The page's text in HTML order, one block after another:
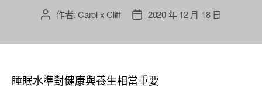
文 作者:Carol x Cliff
文
期
2020 年 12 月 18 日
睡眠水準對健康與養生相當重要